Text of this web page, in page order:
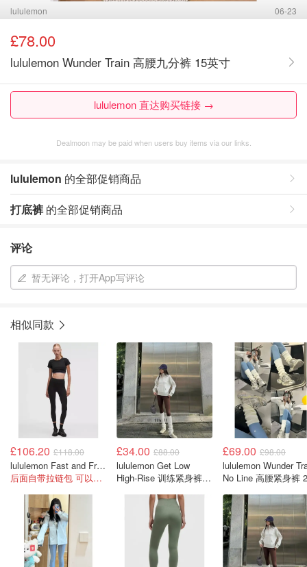
lululemon 06-23
£78.00
lululemon Wunder Train 高腰九分裤 15英寸
lululemon 直达购买链接 →
Dealmoon may be paid when users buy items via our links.
lululemon 的全部促销商品
打底裤 的全部促销商品
评论
暂无评论，打开App写评论
相似同款
£106.20 £118.00
lululemon Fast and Free 6-Pocket 高腰紧身裤 25英寸
后面自带拉链包 可以放手机
£34.00 £88.00
lululemon Get Low
High-Rise 训练紧身裤
£69.00 £98.00
lululemon Wunder
No Line 高腰紧身裤